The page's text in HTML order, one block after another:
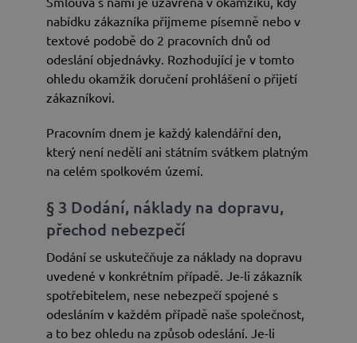
nabídku zákazníka přijmeme písemně nebo v
textové podobě do 2 pracovních dnů od
odeslání objednávky. Rozhodující je v tomto
ohledu okamžik doručení prohlášení o přijetí
zákazníkovi.
Pracovním dnem je každý kalendářní den,
který není nedělí ani státním svátkem platným
na celém spolkovém území.
§ 3 Dodání, náklady na dopravu,
přechod nebezpečí
Dodání se uskutečňuje za náklady na dopravu
uvedené v konkrétním případě. Je-li zákazník
spotřebitelem, nese nebezpečí spojené s
odesláním v každém případě naše společnost,
a to bez ohledu na způsob odeslání. Je-li